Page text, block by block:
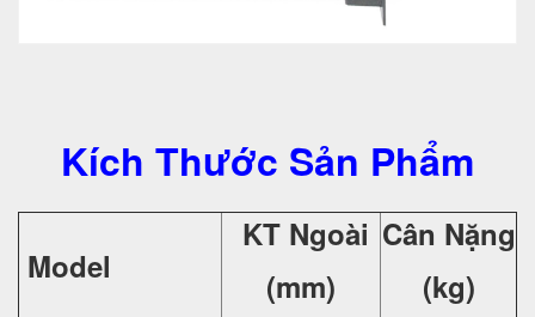
Kích Thước Sản Phẩm
Model
KT Ngoài
(mm)
Cân Nặng
(kg)